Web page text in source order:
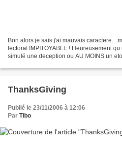
Bon alors je sais j'ai mauvais caractere...
lectorat IMPITOYABLE ! Heureusement
simulé une deception ou AU MOINS un
ThanksGiving
Publié le 23/11/2006 à 12:06
Par Tibo